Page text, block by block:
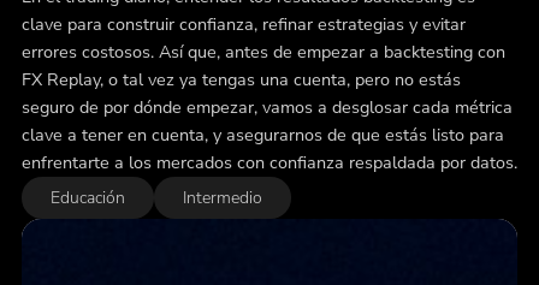
clave para construir confianza, refinar estrategias y evitar
errores costosos. Así que, antes de empezar a backtesting con
FX Replay, o tal vez ya tengas una cuenta, pero no estás
seguro de por dónde empezar, vamos a desglosar cada métrica
clave a tener en cuenta, y asegurarnos de que estás listo para
enfrentarte a los mercados con confianza respaldada por datos.
Educación Intermedio